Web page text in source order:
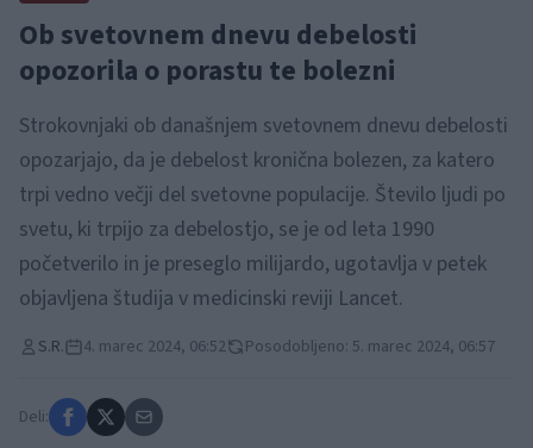
Ob svetovnem dnevu debelosti
opozorila o porastu te bolezni
Strokovnjaki ob današnjem svetovnem dnevu debelosti
opozarjajo, da je debelost kronična bolezen, za katero
trpi vedno večji del svetovne populacije. Število ljudi po
svetu, ki trpijo za debelostjo, se je od leta 1990
početverilo in je preseglo milijardo, ugotavlja v petek
objavljena študija v medicinski reviji Lancet.
S.R. 4. marec 2024, 06:52 Posodobljeno: 5. marec 2024, 06:57
Deli: